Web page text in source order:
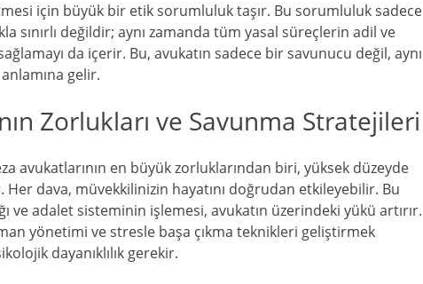
için büyük bir etik sorumluluk taşır. Bu sorumluluk sadece
sınırlı değildir; aynı zamanda tüm yasal süreçlerin adil ve
da içerir. Bu, avukatın sadece bir savunucu değil, aynı
gelir.
Zorlukları ve Savunma Stratejileri
avukatlarının en büyük zorluklarından biri, yüksek düzeyde
Her dava, müvekkilinizin hayatını doğrudan etkileyebilir. Bu
ve adalet sisteminin işlemesi, avukatın üzerindeki yükü artırır.
yönetimi ve stresle başa çıkma teknikleri geliştirmek
dayanıklılık gerekir.